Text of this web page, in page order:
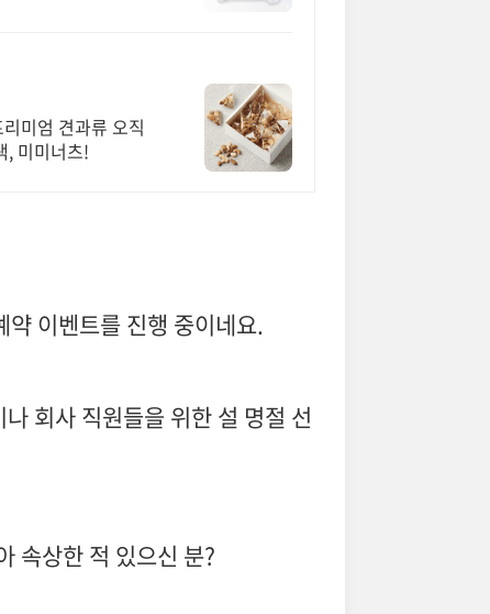
미엄 견과류 오직
, 미미너츠!
이벤트를 진행 중이네요.
회사 직원들을 위한 설 명절 선
속상한 적 있으신 분?